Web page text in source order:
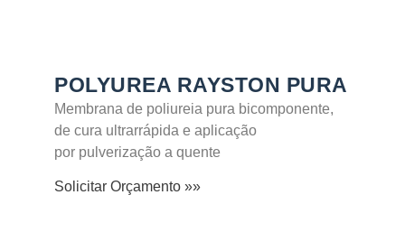
POLYUREA RAYSTON PURA
Membrana de poliureia pura bicomponente,
de cura ultrarrápida e aplicação
por pulverização a quente
Solicitar Orçamento »»